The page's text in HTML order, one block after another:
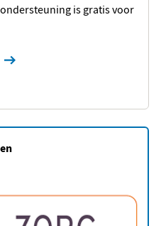
is gratis voor